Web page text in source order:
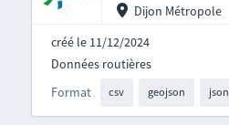
Dijon Métropole
créé le 11/12/2024
Format csv geojson json
Données routières